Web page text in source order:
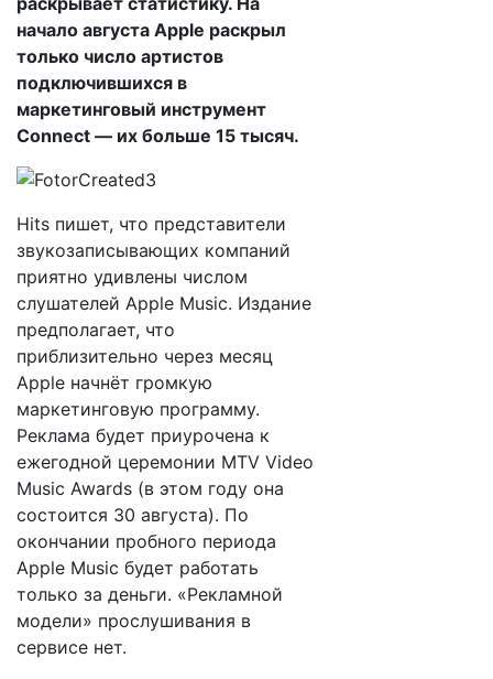
начало августа Apple раскрыл
только число артистов
подключившихся в
маркетинговый инструмент
Connect — их больше 15 тысяч.
Hits пишет, что представители
звукозаписывающих компаний
приятно удивлены числом
слушателей Apple Music. Издание
предполагает, что
приблизительно через месяц
Apple начнёт громкую
маркетинговую программу.
Реклама будет приурочена к
ежегодной церемонии MTV Video
Music Awards (в этом году она
состоится 30 августа). По
окончании пробного периода
Apple Music будет работать
только за деньги. «Рекламной
модели» прослушивания в
сервисе нет.